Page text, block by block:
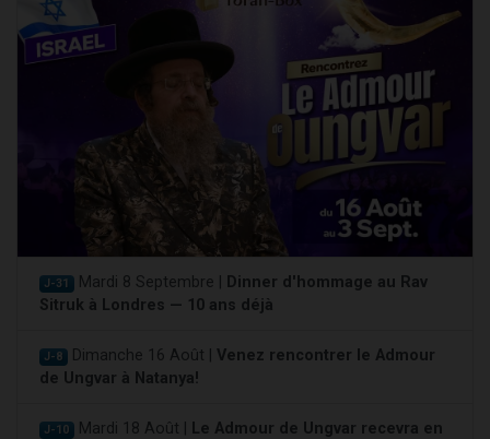
J-31 Mardi 8 Septembre |
Dinner d'hommage au Rav
Sitruk à Londres — 10 ans déjà
J-8 Dimanche 16 Août | Venez rencontrer le Admour
de Ungvar à Natanya!
J-10 Mardi 18 Août |
Le Admour de Ungvar recevra en